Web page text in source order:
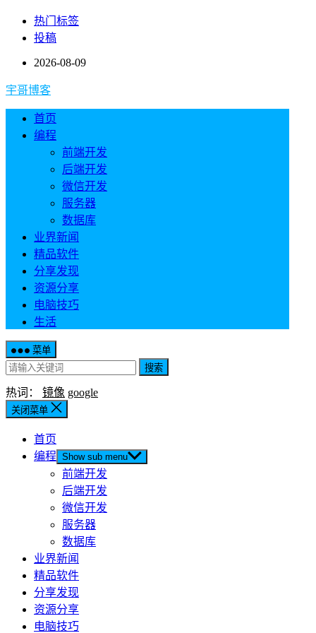
热门标签
投稿
2026-08-09
宇哥博客
首页
编程
前端开发
后端开发
微信开发
服务器
数据库
业界新闻
精品软件
分享发现
资源分享
电脑技巧
生活
菜单
搜索
热词： 镜像 google
关闭菜单
首页
编程 Show sub menu
前端开发
后端开发
微信开发
服务器
数据库
业界新闻
精品软件
分享发现
资源分享
电脑技巧